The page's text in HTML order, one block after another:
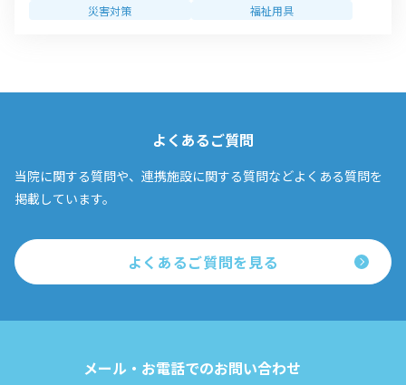
災害対策
福祉用具
よくあるご質問
当院に関する質問や、連携施設に関する質問などよくある質問を
掲載しています。
よくあるご質問を見る
メール・お電話でのお問い合わせ